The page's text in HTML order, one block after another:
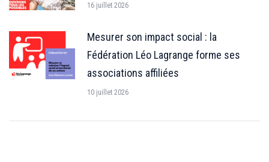
16 juillet 2026
Mesurer son impact social : la
Fédération Léo Lagrange forme ses
associations affiliées
10 juillet 2026